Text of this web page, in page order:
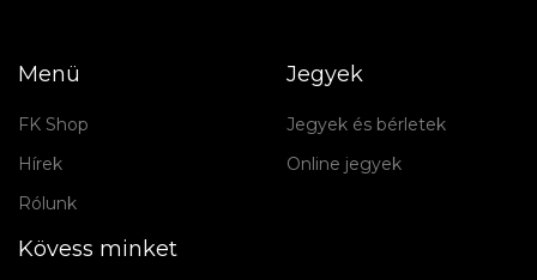
Menü
FK Shop
Hírek
Rólunk
Jegyek
Jegyek és bérletek
Online jegyek
Kövess minket